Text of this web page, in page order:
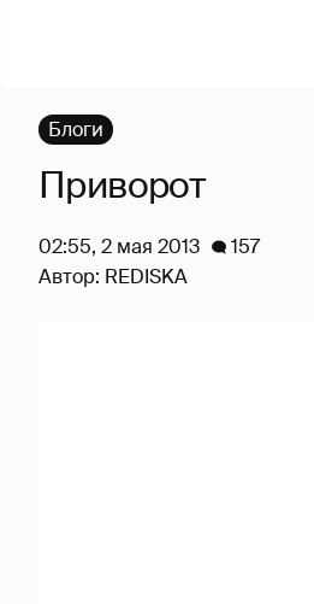
Блоги
Приворот
02:55, 2 мая 2013
157
Автор: REDISKA